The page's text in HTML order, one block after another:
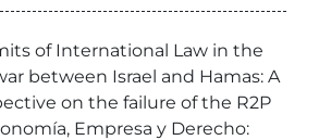
of International Law in the
between Israel and Hamas: A
on the failure of the R2P
Empresa y Derecho: